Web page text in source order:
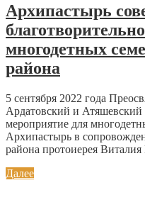
Архипастырь
многодетных
района
5 сентября 2022 года
Ардатовский и Атяшевский
мероприятие для
Архипастырь в
района протоиерея Виталия
Далее